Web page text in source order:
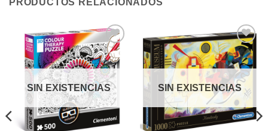
Añadir
a la
lista de
deseos
SIN EXISTENCIAS
Añadir
a la
lista de
deseos
SIN EXISTENCIAS